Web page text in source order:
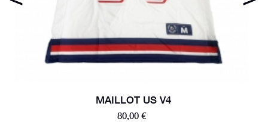
MAILLOT US V4
80,00 €